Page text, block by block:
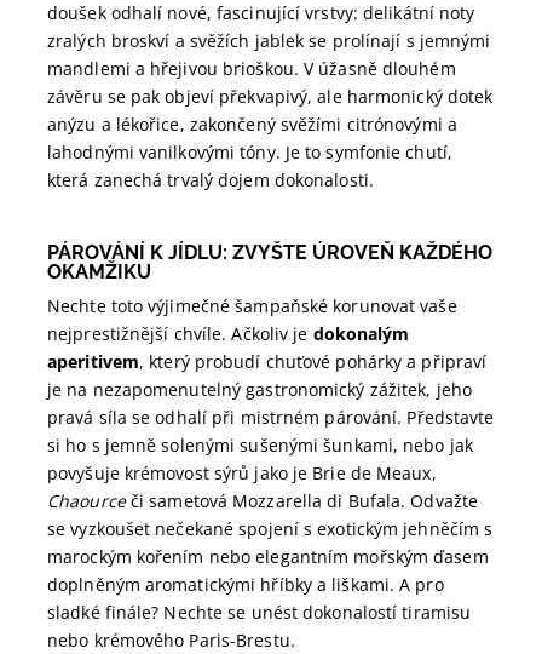
doušek odhalí nové, fascinující vrstvy: delikátní noty
zralých broskví a svěžích jablek se prolínají s jemnými
mandlemi a hřejivou brioškou. V úžasně dlouhém
závěru se pak objeví překvapivý, ale harmonický dotek
anýzu a lékořice, zakončený svěžími citrónovými a
lahodnými vanilkovými tóny. Je to symfonie chutí,
která zanechá trvalý dojem dokonalosti.
PÁROVÁNÍ K JÍDLU: ZVYŠTE ÚROVEŇ KAŽDÉHO
OKAMŽIKU
Nechte toto výjimečné šampaňské korunovat vaše
nejprestižnější chvíle. Ačkoliv je dokonalým
aperitivem, který probudí chuťové pohárky a připraví
je na nezapomenutelný gastronomický zážitek, jeho
pravá síla se odhalí při mistrném párování. Představte
si ho s jemně solenými sušenými šunkami, nebo jak
povyšuje krémovost sýrů jako je Brie de Meaux,
Chaourceči sametová Mozzarella di Bufala. Odvažte
se vyzkoušet nečekané spojení s exotickým jehněčím s
marockým kořením nebo elegantním mořským ďasem
doplněným aromatickými hříbky a liškami. A pro
sladké finále? Nechte se unést dokonalostí tiramisu
nebo krémového Paris-Brestu.